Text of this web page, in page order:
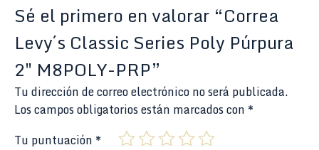
Sé el primero en valorar “Correa
Levy´s Classic Series Poly Púrpura
2″ M8POLY-PRP”
Tu dirección de correo electrónico no será publicada.
Los campos obligatorios están marcados con *
Tu puntuación *